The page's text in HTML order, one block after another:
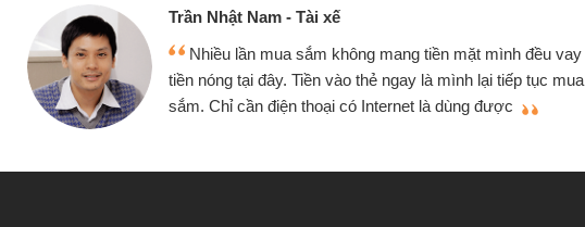
Trần Nhật Nam - Tài xế
Nhiều lần mua sắm không mang tiền mặt mình đều vay
tiền nóng tại đây. Tiền vào thẻ ngay là mình lại tiếp tục mua
sắm. Chỉ cần điện thoại có Internet là dùng được